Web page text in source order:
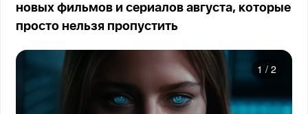
новых фильмов и сериалов августа, которые
просто нельзя пропустить
1 / 2